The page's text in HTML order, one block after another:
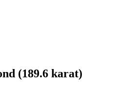
(189.6 karat)